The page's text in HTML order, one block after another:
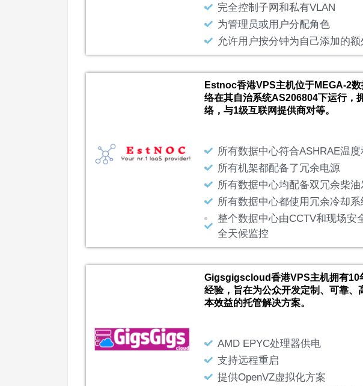
完全控制子网和私有VLAN
为管理员或用户分配角色
允许用户按分钟为自己添加的
Estnoc香港VPS主机位于MEGA-2数
络在其自治系统AS206804下运行，
络，与1级互联网提供商对等。
所有数据中心符合ASHRAE温度
所有机架都配备了冗余电源
所有数据中心均配备双冗余柴
所有数据中心都使用冗余冷却系
整个数据中心由CCTV和现场安
全天候监控
Gigsgigscloud香港VPS主机拥有10
经验，旨在为公众开发定制、可靠、
本效益的托管解决方案。
AMD EPYC处理器供电
支持远程重启
提供OpenVZ虚拟化方案